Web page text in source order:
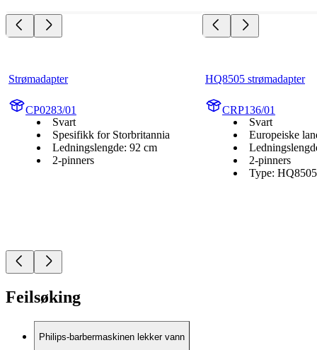
Strømadapter
CP0283/01
Svart
Spesifikk for Storbritannia
Ledningslengde: 92 cm
2-pinners
HQ8505 strømadapter
CRP136/01
Svart
Europeiske
2-pinners
Type: HQ8505
Feilsøking
Philips-barbermaskinen lekker vann